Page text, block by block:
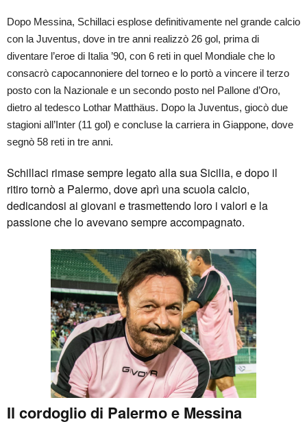
Dopo Messina, Schillaci esplose definitivamente nel grande calcio
con la Juventus, dove in tre anni realizzò 26 gol, prima di
diventare l’eroe di Italia ’90, con 6 reti in quel Mondiale che lo
consacrò capocannoniere del torneo e lo portò a vincere il terzo
posto con la Nazionale e un secondo posto nel Pallone d’Oro,
dietro al tedesco Lothar Matthäus. Dopo la Juventus, giocò due
stagioni all’Inter (11 gol) e concluse la carriera in Giappone, dove
segnò 58 reti in tre anni.
Schillaci rimase sempre legato alla sua Sicilia, e dopo il
ritiro tornò a Palermo, dove aprì una scuola calcio,
dedicandosi ai giovani e trasmettendo loro i valori e la
passione che lo avevano sempre accompagnato.
Il cordoglio di Palermo e Messina